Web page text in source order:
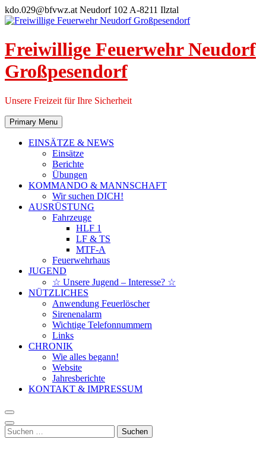
Skip
to
kdo.029@bfvwz.at Neudorf 102 A-8211 Ilztal
Freiwillige Feuerwehr Neudorf
Großpesendorf
Unsere Freizeit für Ihre Sicherheit
Primary Menu
EINSÄTZE & NEWS
Einsätze
Berichte
Übungen
KOMMANDO & MANNSCHAFT
Wir suchen DICH!
AUSRÜSTUNG
Fahrzeuge
HLF 1
LF & TS
MTF-A
Feuerwehrhaus
JUGEND
☆ Unsere Jugend – Interesse? ☆
NÜTZLICHES
Anwendung Feuerlöscher
Sirenenalarm
Wichtige Telefonnummern
Links
CHRONIK
Wie alles begann!
Website
Jahresberichte
KONTAKT & IMPRESSUM
Suchen
nach: